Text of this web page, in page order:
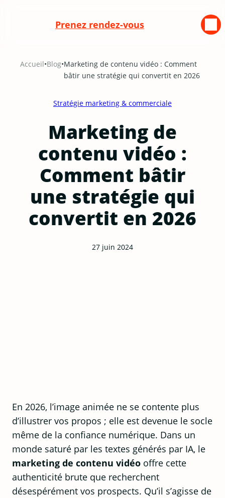
Prenez rendez-vous
Accueil•Blog•Marketing de contenu vidéo : Comment
bâtir une stratégie qui convertit en 2026
Stratégie marketing & commerciale
Marketing de
contenu vidéo :
Comment bâtir
une stratégie qui
convertit en 2026
27 juin 2024
En 2026, l’image animée ne se contente plus
d’illustrer vos propos ; elle est devenue le socle
même de la confiance numérique. Dans un
monde saturé par les textes générés par IA, le
marketing de contenu vidéo offre cette
authenticité brute que recherchent
désespérément vos prospects. Qu’il s’agisse de